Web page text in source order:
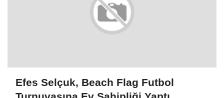
Turnuvasına Ev Sahipliği Yaptı
Körfez'e açılan Poligon Deresi'nde dip
temizliği